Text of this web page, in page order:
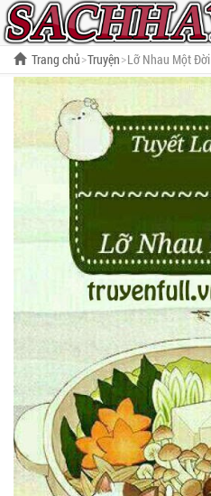
Trang chủ Truyện Lỡ Nhau Một Đời